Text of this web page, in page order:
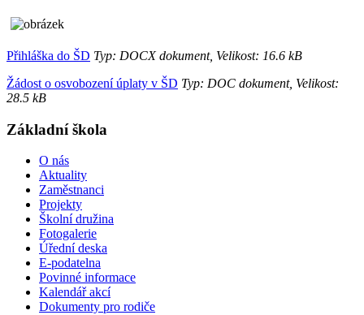
Přihláška do ŠD Typ: DOCX dokument, Velikost: 16.6 kB
Žádost o osvobození úplaty v ŠD Typ: DOC dokument, Velikost:
28.5 kB
Základní škola
O nás
Aktuality
Zaměstnanci
Projekty
Školní družina
Fotogalerie
Úřední deska
E-podatelna
Povinné informace
Kalendář akcí
Dokumenty pro rodiče